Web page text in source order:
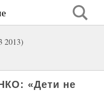
2013)
«Дети не